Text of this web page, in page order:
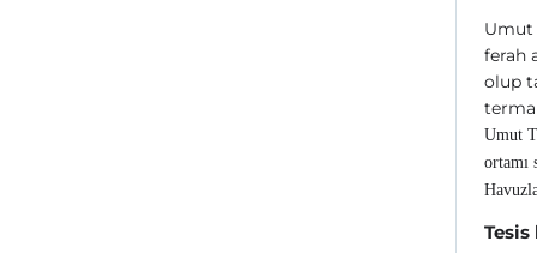
Umut
ferah
olup
Umut
ortamı